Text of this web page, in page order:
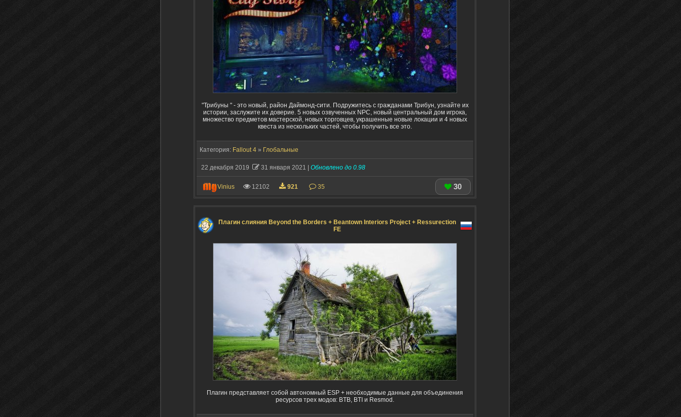
"Трибуны " - это новый, район Даймонд-сити. Подружитесь с гражданами Трибун, узнайте их
истории, заслужите их доверие. 5 новых озвученных NPC, новый центральный дом игрока,
множество предметов мастерской, новых торговцев, украшенные новые локации и 4 новых
квеста из нескольких частей, чтобы получить все это.
Категория: Fallout 4 » Глобальные
22 декабря 2019 31 января 2021 | Обновлено до 0.98
Vinius 12102 921 35 30
Плагин слияния Beyond the Borders + Beantown Interiors Project + Ressurection
FE
Плагин представляет собой автономный ESP + необходимые данные для объединения
ресурсов трех модов: BTB, BTI и Resmod.